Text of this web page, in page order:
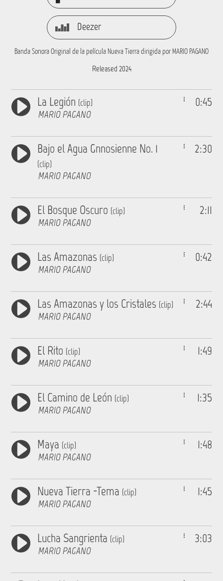
Deezer
Banda Sonora Original de la película Nueva Tierra dirigida por MARIO PAGANO
Released 2024
0:45
La Legión (clip)
MARIO PAGANO
2:30
Bajo el Agua Gnnosienne No. 1
(clip)
MARIO PAGANO
2:11
El Bosque Oscuro (clip)
MARIO PAGANO
0:42
Las Amazonas (clip)
MARIO PAGANO
2:44
Las Amazonas y los Cristales (clip)
MARIO PAGANO
1:49
El Rito (clip)
MARIO PAGANO
1:35
El Camino de León (clip)
MARIO PAGANO
1:48
Maya (clip)
MARIO PAGANO
1:45
Nueva Tierra -Tema (clip)
MARIO PAGANO
3:03
Lucha Sangrienta (clip)
MARIO PAGANO